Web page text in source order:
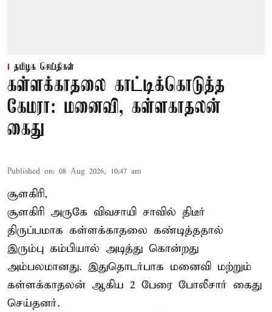
தமிழக செய்திகள்
கள்ளக்காதலை காட்டிக்கொடுத்த
கேமரா: மனைவி, கள்ளகாதலன்
கைது
Published on: 08 Aug 2026, 10:47 am
சூளகிரி,
சூளகிரி அருகே விவசாயி சாவில் திடீர்
திருப்பமாக கள்ளக்காதலை கண்டித்ததால்
இரும்பு கம்பியால் அடித்து கொன்றது
அம்பலமானது. இதுதொடர்பாக மனைவி மற்றும்
கள்ளக்காதலன் ஆகிய 2 பேரை போலீசார் கைது
செய்தனர்.